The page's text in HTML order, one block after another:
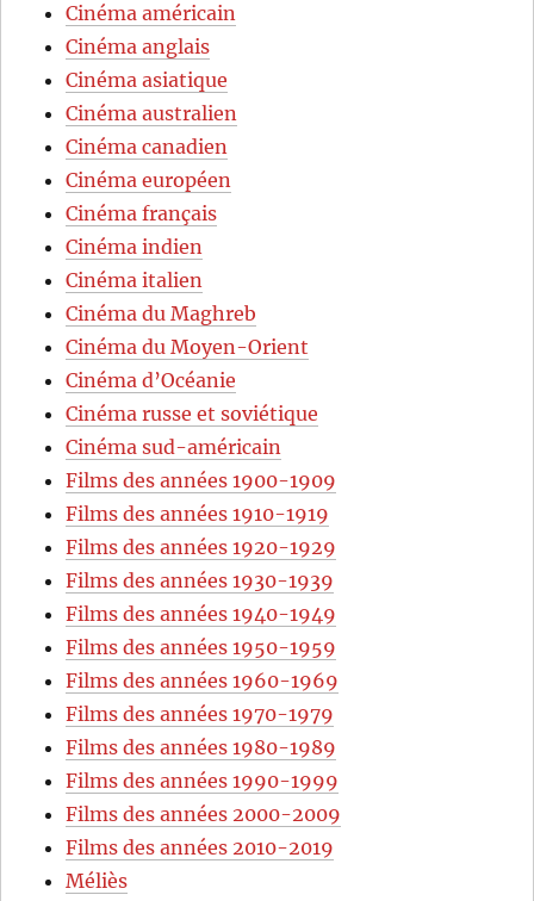
Cinéma américain
Cinéma anglais
Cinéma asiatique
Cinéma australien
Cinéma canadien
Cinéma européen
Cinéma français
Cinéma indien
Cinéma italien
Cinéma du Maghreb
Cinéma du Moyen-Orient
Cinéma d’Océanie
Cinéma russe et soviétique
Cinéma sud-américain
Films des années 1900-1909
Films des années 1910-1919
Films des années 1920-1929
Films des années 1930-1939
Films des années 1940-1949
Films des années 1950-1959
Films des années 1960-1969
Films des années 1970-1979
Films des années 1980-1989
Films des années 1990-1999
Films des années 2000-2009
Films des années 2010-2019
Méliès